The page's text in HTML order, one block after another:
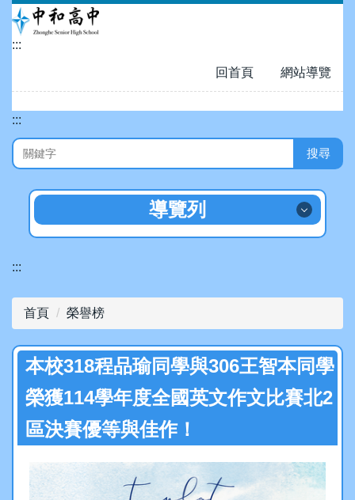
跳
到
主
內
區
:::
回首頁 網站導覽
:::
搜尋
導覽列
招生專區
行政處室
中和夥伴
升學專區
活動花絮
:::
首頁 榮譽榜
本校318程品瑜同學與306王智本同學
榮獲114學年度全國英文作文比賽北2
區決賽優等與佳作！